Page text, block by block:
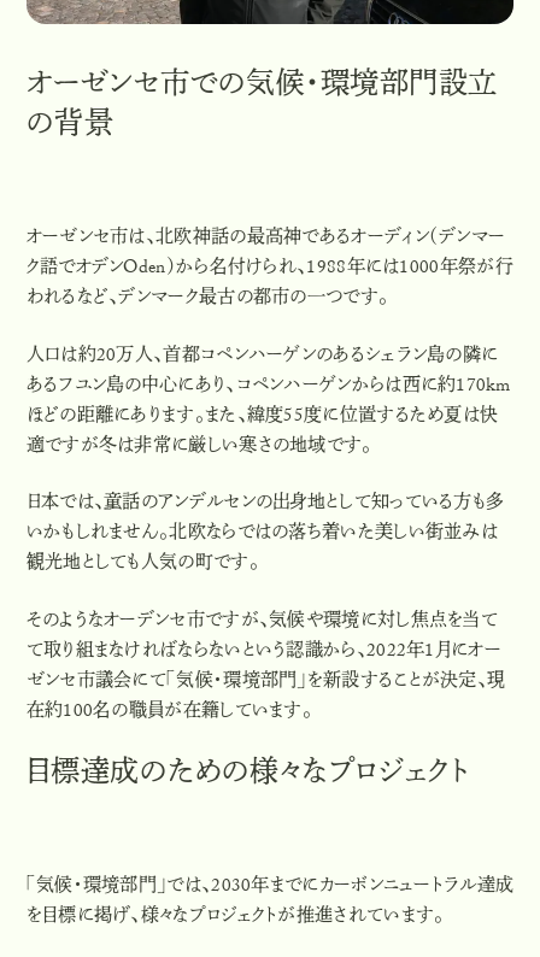
オーゼンセ市での気候・環境部門設立
の背景
オーゼンセ市は、北欧神話の最高神であるオーディン（デンマー
ク語でオデンOden）から名付けられ、1988年には1000年祭が行
われるなど、デンマーク最古の都市の一つです。
人口は約20万人、首都コペンハーゲンのあるシェラン島の隣に
あるフユン島の中心にあり、コペンハーゲンからは西に約170km
ほどの距離にあります。また、緯度55度に位置するため夏は快
適ですが冬は非常に厳しい寒さの地域です。
日本では、童話のアンデルセンの出身地として知っている方も多
いかもしれません。北欧ならではの落ち着いた美しい街並みは
観光地としても人気の町です。
そのようなオーデンセ市ですが、気候や環境に対し焦点を当て
て取り組まなければならないという認識から、2022年1月にオー
ゼンセ市議会にて「気候・環境部門」を新設することが決定、現
在約100名の職員が在籍しています。
目標達成のための様々なプロジェクト
「気候・環境部門」では、2030年までにカーボンニュートラル達成
を目標に掲げ、様々なプロジェクトが推進されています。